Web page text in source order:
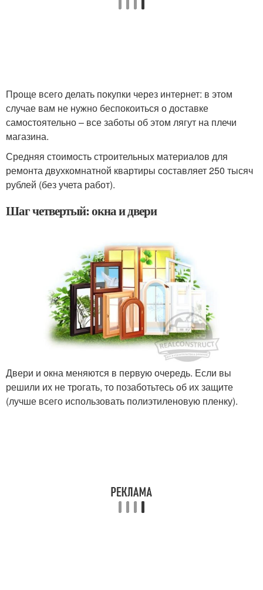
Проще всего делать покупки через интернет: в этом
случае вам не нужно беспокоиться о доставке
самостоятельно – все заботы об этом лягут на плечи
магазина.
Средняя стоимость строительных материалов для
ремонта двухкомнатной квартиры составляет 250 тысяч
рублей (без учета работ).
Шаг четвертый: окна и двери
Двери и окна меняются в первую очередь. Если вы
решили их не трогать, то позаботьтесь об их защите
(лучше всего использовать полиэтиленовую пленку).